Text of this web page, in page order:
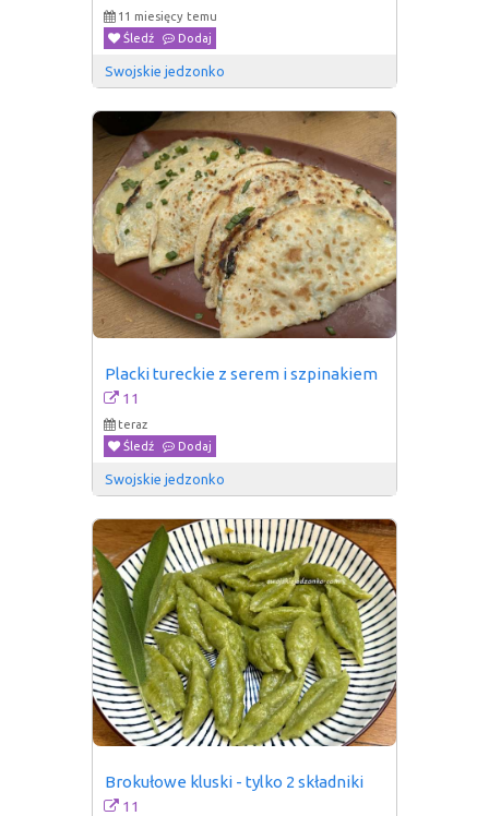
11 miesięcy temu
Śledź
Dodaj
Swojskie jedzonko
Placki tureckie z serem i szpinakiem
11
teraz
Śledź
Dodaj
Swojskie jedzonko
Brokułowe kluski - tylko 2 składniki
11